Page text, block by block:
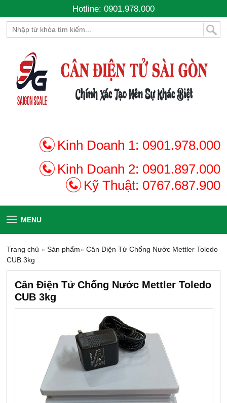
Hotline: 0901.978.000
Kinh Doanh 1: 0901.978.000
Kinh Doanh 2: 0901.897.000
Kỹ Thuật: 0767.687.900
MENU
Trang chủ »Sản phẩm»Cân Điện Tử Chống Nước Mettler Toledo
CUB 3kg
Cân Điện Tử Chống Nước Mettler Toledo
CUB 3kg